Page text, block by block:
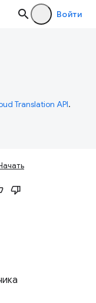
Войти
Translation API.